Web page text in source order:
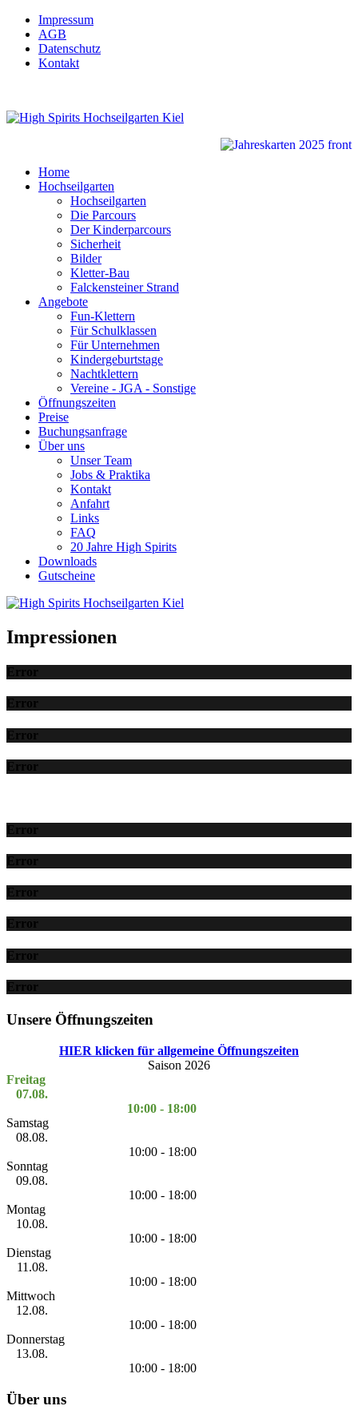
Impressum
AGB
Datenschutz
Kontakt
Home
Hochseilgarten
Hochseilgarten
Die Parcours
Der Kinderparcours
Sicherheit
Bilder
Kletter-Bau
Falckensteiner Strand
Angebote
Fun-Klettern
Für Schulklassen
Für Unternehmen
Kindergeburtstage
Nachtklettern
Vereine - JGA - Sonstige
Öffnungszeiten
Preise
Buchungsanfrage
Über uns
Unser Team
Jobs & Praktika
Kontakt
Anfahrt
Links
FAQ
20 Jahre High Spirits
Downloads
Gutscheine
Impressionen
Error
Error
Error
Error
Error
Error
Error
Error
Error
Error
Unsere Öffnungszeiten
HIER klicken für allgemeine Öffnungszeiten
Saison 2026
Freitag
07.08.
10:00 - 18:00
Samstag
08.08.
10:00 - 18:00
Sonntag
09.08.
10:00 - 18:00
Montag
10.08.
10:00 - 18:00
Dienstag
11.08.
10:00 - 18:00
Mittwoch
12.08.
10:00 - 18:00
Donnerstag
13.08.
10:00 - 18:00
Über uns